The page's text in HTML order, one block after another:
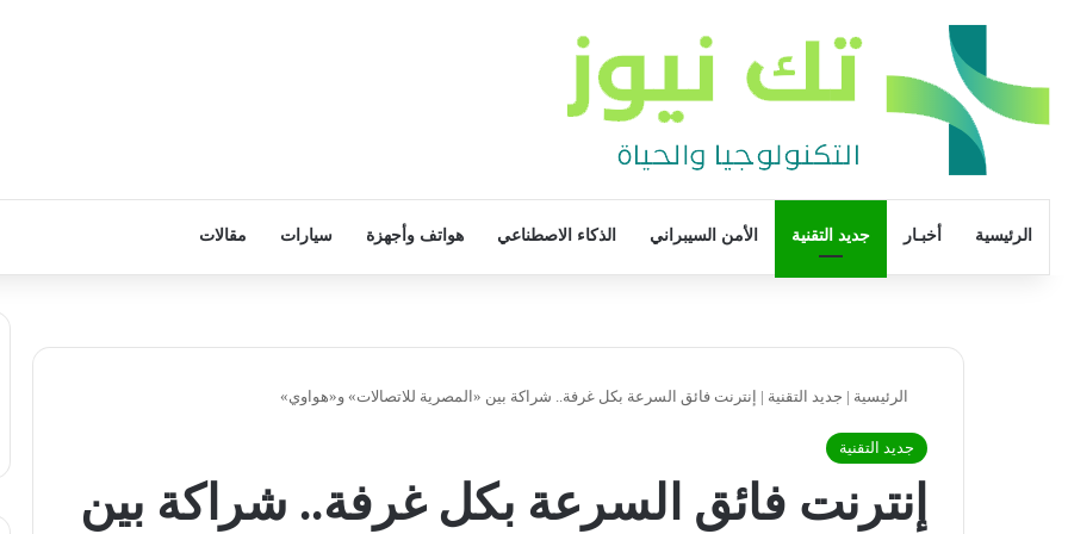
الرئيسية أخبـار جديد التقنية الأمن السيبراني الذكاء الاصطناعي هواتف وأجهزة سيارات مقالات
الرئيسية | جديد التقنية | إنترنت فائق السرعة بكل غرفة.. شراكة بين «المصرية للاتصالات» و«هواوي»
جديد التقنية
إنترنت فائق السرعة بكل غرفة.. شراكة بين